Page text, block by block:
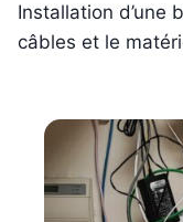
Installation d’une
câbles et le